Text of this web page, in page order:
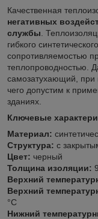
Качественная
негативных
службы .
гибкого
сопротивляемостью
теплопроводностью.
самозатухающий, при
чего допустим к
зданиях.
Ключевые
Материал:
Структура: с
Цвет: черный
Толщина изоляции:
Верхний
Верхний
°C
Нижний